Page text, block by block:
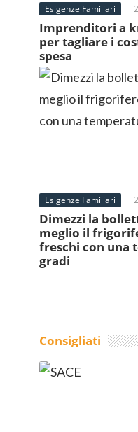
Esigenze Familiari
Imprenditori a
per tagliare i
spesa
Esigenze Familiari
Dimezzi la
meglio il
freschi con una
gradi
Consigliati